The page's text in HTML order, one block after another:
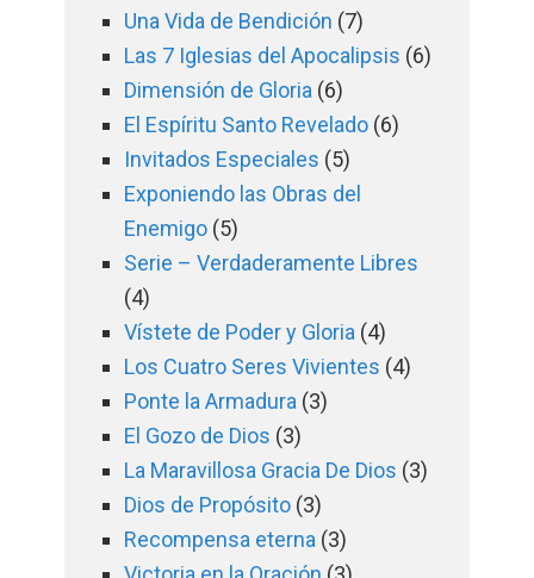
Una Vida de Bendición (7)
Las 7 Iglesias del Apocalipsis (6)
Dimensión de Gloria (6)
El Espíritu Santo Revelado (6)
Invitados Especiales (5)
Exponiendo las Obras del
Enemigo (5)
Serie – Verdaderamente Libres
(4)
Vístete de Poder y Gloria (4)
Los Cuatro Seres Vivientes (4)
Ponte la Armadura (3)
El Gozo de Dios (3)
La Maravillosa Gracia De Dios (3)
Dios de Propósito (3)
Recompensa eterna (3)